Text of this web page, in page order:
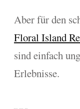
Aber für den
Floral Island
sind einfach
Erlebnisse.